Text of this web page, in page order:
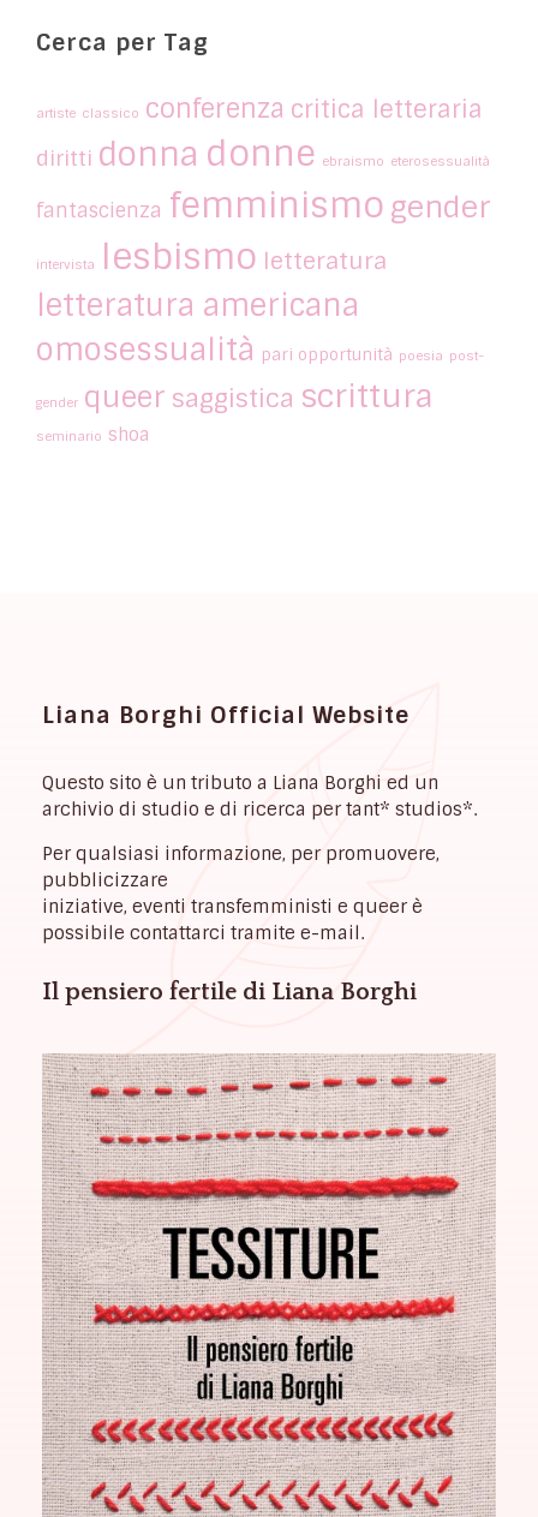
Cerca per Tag
artiste classico conferenza critica letteraria
diritti donna donne ebraismo eterosessualità
fantascienza femminismo gender
intervista lesbismo letteratura
letteratura americana
omosessualità pari opportunità poesia post-
gender queer saggistica scrittura
seminario shoa
Liana Borghi Official Website
Questo sito è un tributo a Liana Borghi ed un
archivio di studio e di ricerca per tant* studios*.
Per qualsiasi informazione, per promuovere,
pubblicizzare
iniziative, eventi transfemministi e queer è
possibile contattarci tramite e-mail.
Il pensiero fertile di Liana Borghi